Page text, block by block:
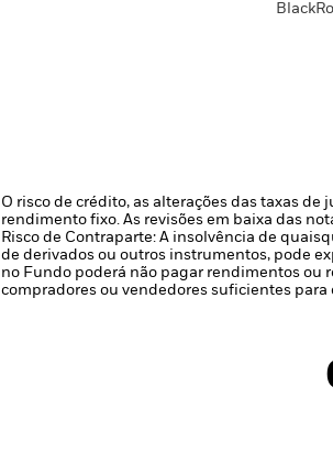
O risco de crédito, as alterações das taxas
rendimento fixo. As revisões em baixa das
Risco de Contraparte: A insolvência de
de derivados ou outros instrumentos, pode
no Fundo poderá não pagar rendimentos ou
compradores ou vendedores suficientes